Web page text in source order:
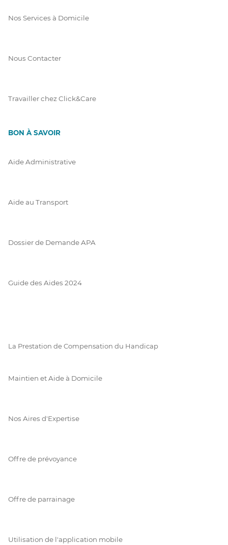
Nos Services à Domicile
Nous Contacter
Travailler chez Click&Care
BON À SAVOIR
Aide Administrative
Aide au Transport
Dossier de Demande APA
Guide des Aides 2024
La Prestation de Compensation du Handicap
Maintien et Aide à Domicile
Nos Aires d'Expertise
Offre de prévoyance
Offre de parrainage
Utilisation de l'application mobile